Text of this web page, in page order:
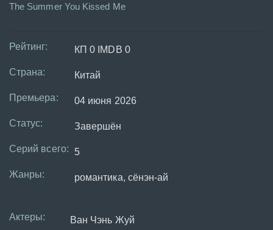
The Summer You Kissed Me
Рейтинг: КП 0 IMDB 0
Страна: Китай
Премьера: 04 июня 2026
Статус: Завершён
Серий всего: 5
Жанры: романтика, сёнэн-ай
Актеры: Ван Чэнь Жуй